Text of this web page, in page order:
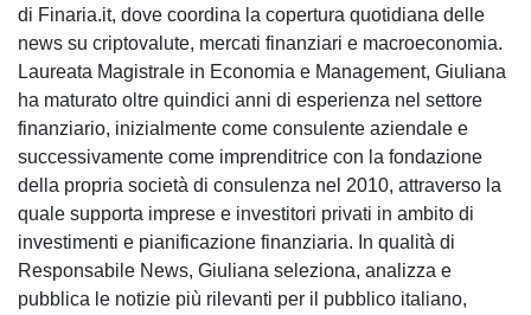
di Finaria.it, dove coordina la copertura quotidiana delle
news su criptovalute, mercati finanziari e macroeconomia.
Laureata Magistrale in Economia e Management, Giuliana
ha maturato oltre quindici anni di esperienza nel settore
finanziario, inizialmente come consulente aziendale e
successivamente come imprenditrice con la fondazione
della propria società di consulenza nel 2010, attraverso la
quale supporta imprese e investitori privati in ambito di
investimenti e pianificazione finanziaria. In qualità di
Responsabile News, Giuliana seleziona, analizza e
pubblica le notizie più rilevanti per il pubblico italiano,